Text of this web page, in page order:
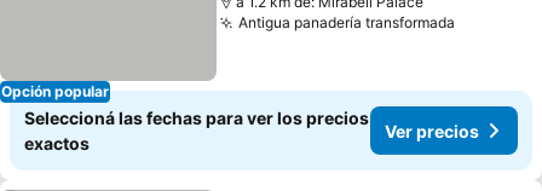
Opción popular
Antigua panadería transformada
Seleccioná las fechas para ver los precios
exactos
Ver precios